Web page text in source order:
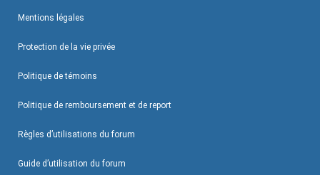
Mentions légales
Protection de la vie privée
Politique de témoins
Politique de remboursement et de report
Règles d’utilisations du forum
Guide d’utilisation du forum